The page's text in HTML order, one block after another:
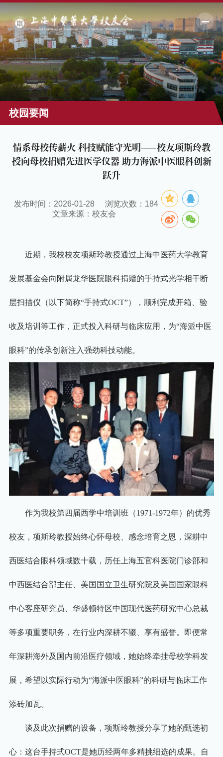
校园要闻
情系母校传薪火 科技赋能守光明——校友项斯玲教
授向母校捐赠先进医学仪器 助力海派中医眼科创新
跃升
发布时间：2026-01-28 浏览次数： 184
文章来源：校友会
近期，我校校友项斯玲教授通过上海中医药大学教育
发展基金会向附属龙华医院眼科捐赠的手持式光学相干断
层扫描仪（以下简称“手持式OCT”），顺利完成开箱、验
收及培训等工作，正式投入科研与临床应用，为“海派中医
眼科”的传承创新注入强劲科技动能。
作为我校第四届西学中培训班（1971-1972年）的优秀
校友，项斯玲教授始终心怀母校、感念培育之恩，深耕中
西医结合眼科领域数十载，历任上海五官科医院门诊部和
中西医结合部主任、美国国立卫生研究院及美国国家眼科
中心客座研究员、华盛顿特区中国现代医药研究中心总裁
等多项重要职务，在行业内深耕不辍、享有盛誉。即便常
年深耕海外及国内前沿医疗领域，她始终牵挂母校学科发
展，希望以实际行动为“海派中医眼科”的科研与临床工作
添砖加瓦。
谈及此次捐赠的设备，项斯玲教授分享了她的甄选初
心：这台手持式OCT是她历经两年多精挑细选的成果。自